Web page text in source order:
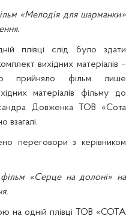
«Мелодія для шарманки»
плівці слід було здати
вихідних матеріалів –
прийняло фільм лише
матеріалів фільму до
Довженка ТОВ «Сота
взагалі.
переговори з керівником
«Серце на долоні» на
на одній плівці ТОВ «СОТА